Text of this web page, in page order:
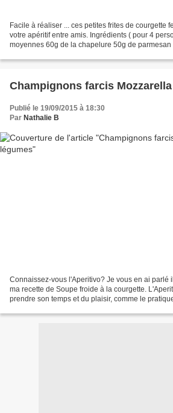
Facile à réaliser ... ces petites frites de courgette
votre apéritif entre amis. Ingrédients ( pour 4
moyennes 60g de la chapelure 50g de
Champignons farcis
Publié le 19/09/2015 à 18:30
Par Nathalie B
Connaissez-vous l'Aperitivo? Je vous en ai parlé
ma recette de Soupe froide à la courgette.
prendre son temps et du plaisir, comme le